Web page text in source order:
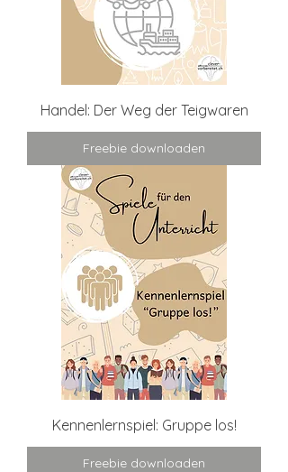
Handel: Der Weg der Teigwaren
Freebie downloaden
Kennenlernspiel: Gruppe los!
Freebie downloaden